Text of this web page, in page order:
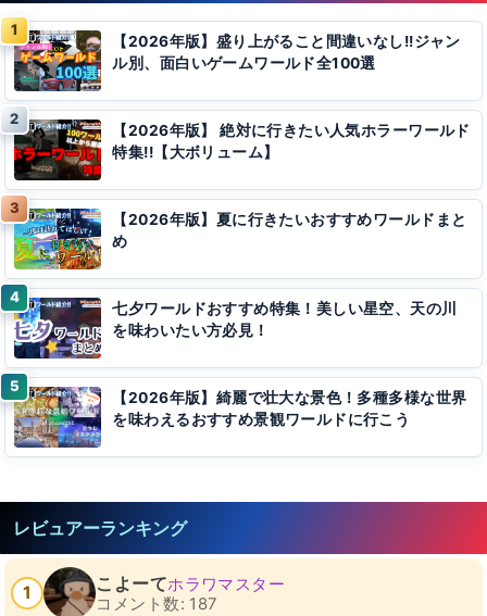
【2026年版】盛り上がること間違いなし!!ジャン
ル別、面白いゲームワールド全100選
【2026年版】 絶対に行きたい人気ホラーワールド
特集!!【大ボリューム】
【2026年版】夏に行きたいおすすめワールドまと
め
七夕ワールドおすすめ特集！美しい星空、天の川
を味わいたい方必見！
【2026年版】綺麗で壮大な景色！多種多様な世界
を味わえるおすすめ景観ワールドに行こう
レビュアーランキング
1 こよーてホラワマスター
コメント数: 187